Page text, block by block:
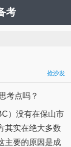
考
抢沙发
考点吗？
）没有在保山市
其实在绝大多数
主要的原因是成